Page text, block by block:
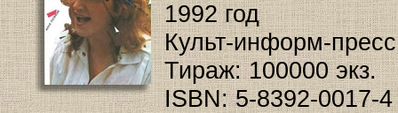
1992 год
Культ-информ-
Тираж: 100000 экз.
ISBN: 5-8392-0017-4